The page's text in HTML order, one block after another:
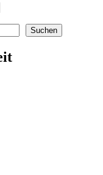
Suchen